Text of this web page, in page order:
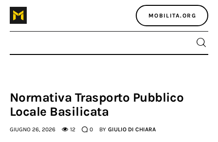
MOBILITA.ORG
Home
Atlante dei masters
Normativa Trasporto Pubblico
Locale Basilicata
GIUGNO 26, 2026 12 0 BY GIULIO DI CHIARA